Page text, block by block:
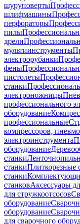
шуруповерты
шлифмашины
перфораторы
пилы
дрели
мультиинструменты
электрорубанки
фены
пистолеты
станки
электроножницы
профессионального
оборудование
профессиональные
компрессоров,
электроинструмента
оборудование
станки
станкиПлиткорезные
станки
станковАксессуары
для стружкоотсосов
оборудование
оборудование
для сварочного